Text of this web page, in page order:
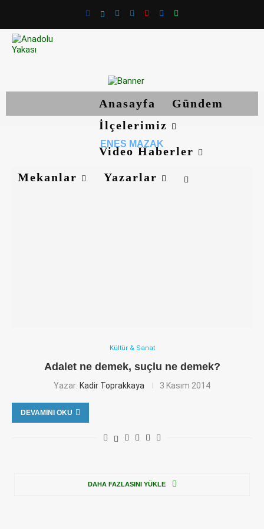
Anasayfa
Gündem
İlçelerimiz
Video Haberler
Mekanlar
Yazarlar
ENES MAZAK
Kültür & Sanat
Adalet ne demek, suçlu ne demek?
Yazar: Kadir Toprakkaya 3 Kasım 2014
DEVAMINI OKU
DAHA FAZLASINI YÜKLE